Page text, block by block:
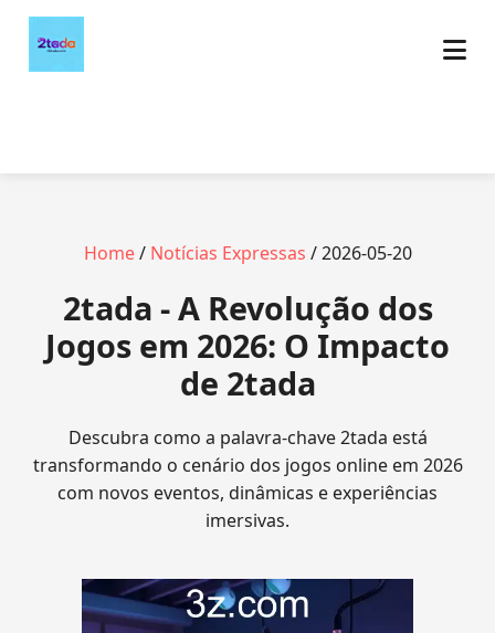
Home/ Notícias Expressas / 2026-05-20
2tada - A Revolução dos
Jogos em 2026: O Impacto
de 2tada
Descubra como a palavra-chave 2tada está
transformando o cenário dos jogos online em 2026
com novos eventos, dinâmicas e experiências
imersivas.